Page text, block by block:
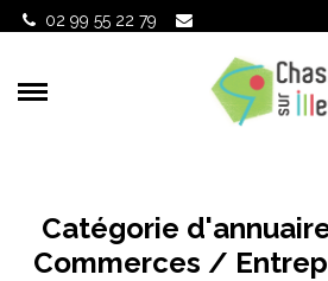
Gestion des traceurs
02 99 55 22 79
Catégorie
Commerces /